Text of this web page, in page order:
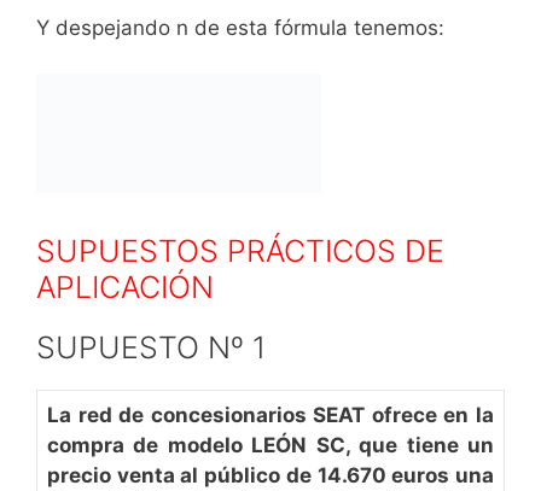
Y despejando n de esta fórmula tenemos:
SUPUESTOS PRÁCTICOS DE
APLICACIÓN
SUPUESTO Nº 1
La red de concesionarios SEAT ofrece en la
compra de modelo LEÓN SC, que tiene un
precio venta al público de 14.670 euros una